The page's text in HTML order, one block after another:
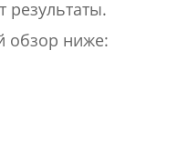
результаты.
обзор ниже: